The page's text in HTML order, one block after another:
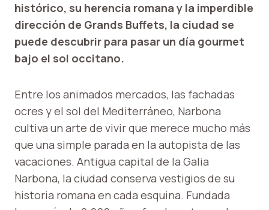
histórico, su herencia romana y la imperdible
dirección de Grands Buffets, la ciudad se
puede descubrir para pasar un día gourmet
bajo el sol occitano.
Entre los animados mercados, las fachadas
ocres y el sol del Mediterráneo, Narbona
cultiva un arte de vivir que merece mucho más
que una simple parada en la autopista de las
vacaciones. Antigua capital de la Galia
Narbona, la ciudad conserva vestigios de su
historia romana en cada esquina. Fundada